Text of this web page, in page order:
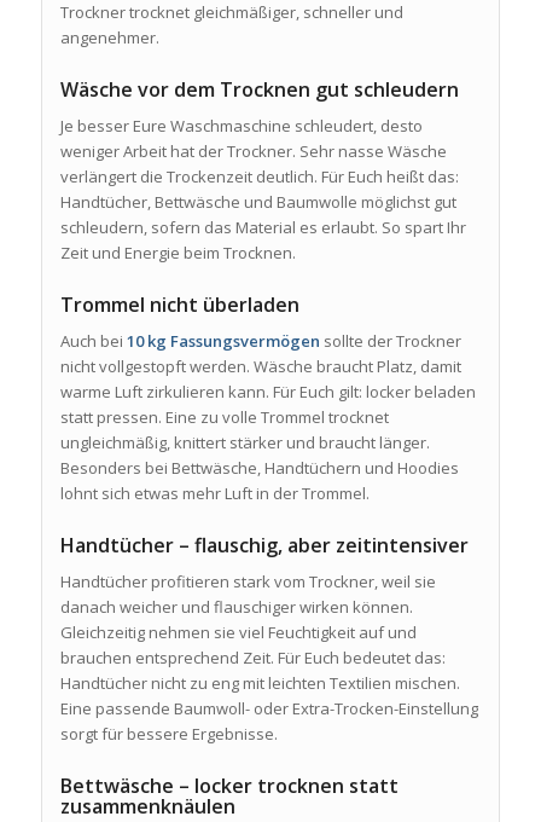
Trockner trocknet gleichmäßiger, schneller und
angenehmer.
Wäsche vor dem Trocknen gut schleudern
Je besser Eure Waschmaschine schleudert, desto
weniger Arbeit hat der Trockner. Sehr nasse Wäsche
verlängert die Trockenzeit deutlich. Für Euch heißt das:
Handtücher, Bettwäsche und Baumwolle möglichst gut
schleudern, sofern das Material es erlaubt. So spart Ihr
Zeit und Energie beim Trocknen.
Trommel nicht überladen
Auch bei 10 kg Fassungsvermögen sollte der Trockner
nicht vollgestopft werden. Wäsche braucht Platz, damit
warme Luft zirkulieren kann. Für Euch gilt: locker beladen
statt pressen. Eine zu volle Trommel trocknet
ungleichmäßig, knittert stärker und braucht länger.
Besonders bei Bettwäsche, Handtüchern und Hoodies
lohnt sich etwas mehr Luft in der Trommel.
Handtücher – flauschig, aber zeitintensiver
Handtücher profitieren stark vom Trockner, weil sie
danach weicher und flauschiger wirken können.
Gleichzeitig nehmen sie viel Feuchtigkeit auf und
brauchen entsprechend Zeit. Für Euch bedeutet das:
Handtücher nicht zu eng mit leichten Textilien mischen.
Eine passende Baumwoll- oder Extra-Trocken-Einstellung
sorgt für bessere Ergebnisse.
Bettwäsche – locker trocknen statt
zusammenknäulen